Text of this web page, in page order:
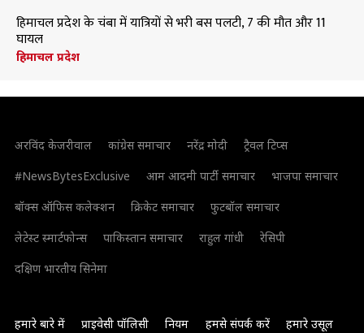
हिमाचल प्रदेश के चंबा में यात्रियों से भरी बस पलटी, 7 की मौत और 11
घायल
हिमाचल प्रदेश
अरविंद केजरीवाल कांग्रेस समाचार नरेंद्र मोदी
ट्रैवल टिप्स
#NewsBytesExclusive
आम आदमी पार्टी समाचार
भाजपा समाचार
बॉक्स ऑफिस कलेक्शन
क्रिकेट समाचार
फुटबॉल समाचार
लेटेस्ट स्मार्टफोन्स
पाकिस्तान समाचार राहुल गांधी
रेसिपी
दक्षिण भारतीय सिनेमा
हमारे बारे में प्राइवेसी पॉलिसी नियम हमसे संपर्क करें हमारे उसूल